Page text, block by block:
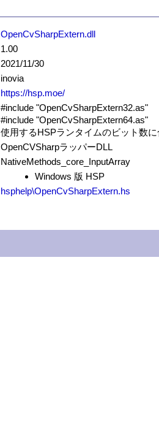
OpenCvSharpExtern.dll
1.00
2021/11/30
inovia
https://hsp.moe/
#include "OpenCvSharpExtern32.as"
#include "OpenCvSharpExtern64.as"
使用するHSPランタイムのビット数
OpenCVSharpラッパーDLL
NativeMethods_core_InputArray
Windows 版 HSP
hsphelp\OpenCvSharpExtern.hs